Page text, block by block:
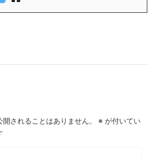
されることはありません。 ※ が付いてい